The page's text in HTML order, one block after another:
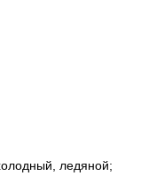
ледяной;